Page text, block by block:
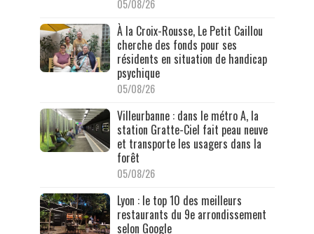
05/08/26
À la Croix-Rousse, Le Petit Caillou
cherche des fonds pour ses
résidents en situation de handicap
psychique
05/08/26
Villeurbanne : dans le métro A, la
station Gratte-Ciel fait peau neuve
et transporte les usagers dans la
forêt
05/08/26
Lyon : le top 10 des meilleurs
restaurants du 9e arrondissement
selon Google